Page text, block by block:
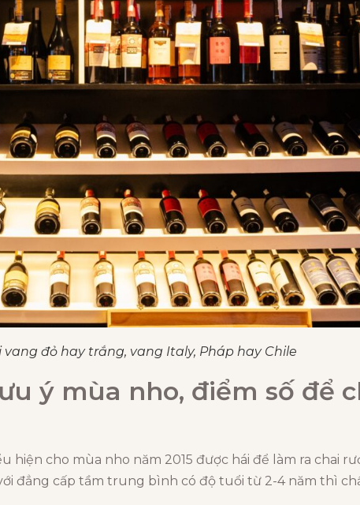
đỏ hay trắng, vang Italy, Pháp hay Chile
ý mùa nho, điểm số để
cho mùa nho năm 2015 được hái để làm ra chai
đẳng cấp tầm trung bình có độ tuổi từ 2-4 năm thì